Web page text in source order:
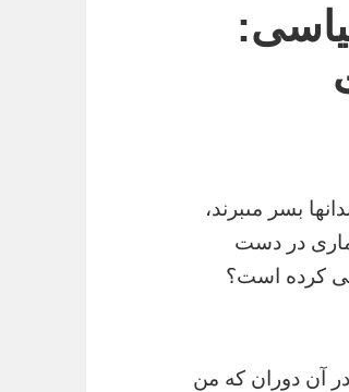
بسر مىبرند،
در دست
کرده است؟
آن دوران که من